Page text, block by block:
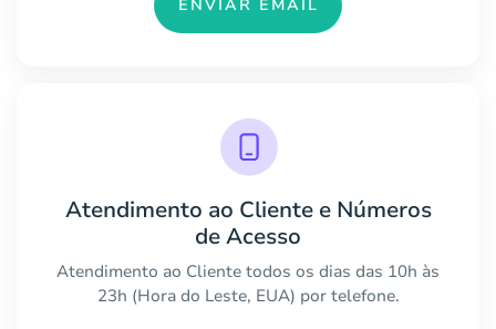
ENVIAR EMAIL
Atendimento ao Cliente e Números
de Acesso
Atendimento ao Cliente todos os dias das 10h às
23h (Hora do Leste, EUA) por telefone.